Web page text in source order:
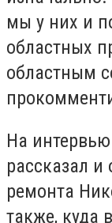
мы у них и
областных
областным
На
рассказал
ремонта
также, куда